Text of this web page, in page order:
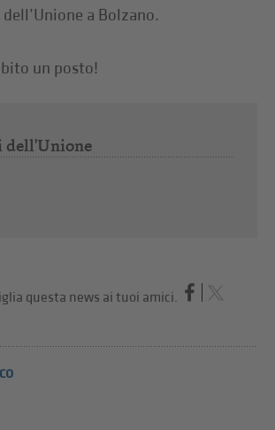
a Bolzano.
un posto!
dell'Unione
questa news ai tuoi amici.